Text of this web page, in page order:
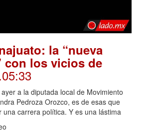
la “nueva
con los vicios de
.05:33
a la diputada local de Movimiento
Pedroza Orozco, es de esas que
una carrera política. Y es una lástima